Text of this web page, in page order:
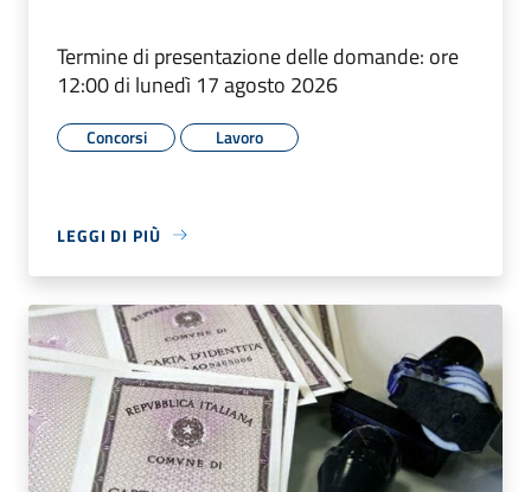
Termine di presentazione delle domande: ore
12:00 di lunedì 17 agosto 2026
Concorsi Lavoro
LEGGI DI PIÙ